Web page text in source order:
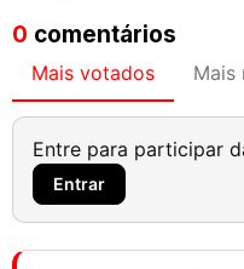
0 comentários
Mais votados Mais
Entre para participar
Entrar